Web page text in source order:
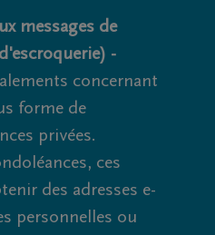
messages de
-
concernant
forme de
privées.
ces
des adresses e-
personnelles ou